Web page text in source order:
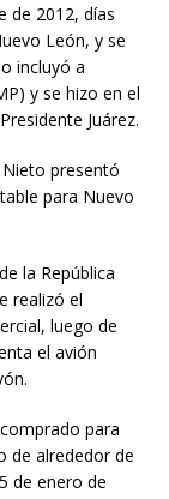
de 2012, días
León, y se
incluyó a
y se hizo en el
Juárez.
presentó
para Nuevo
la República
realizó el
luego de
el avión
para
de alrededor de
de enero de